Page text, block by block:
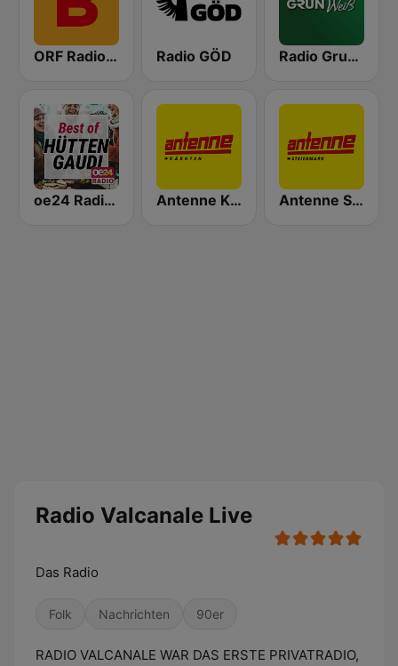
ORF Radio Burgenland Radio GÖD Radio Grun-Weiss
oe24 Radio - Hüttengaudi Antenne Kärnten Antenne Steiermark
Radio Valcanale Live
Das Radio
Folk Nachrichten 90er
RADIO VALCANALE WAR DAS ERSTE PRIVATRADIO,